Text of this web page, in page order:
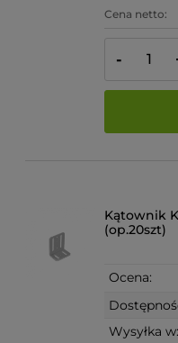
Cena netto:
-
Kątownik
(op.20szt)
Ocena:
Wysyłka w: